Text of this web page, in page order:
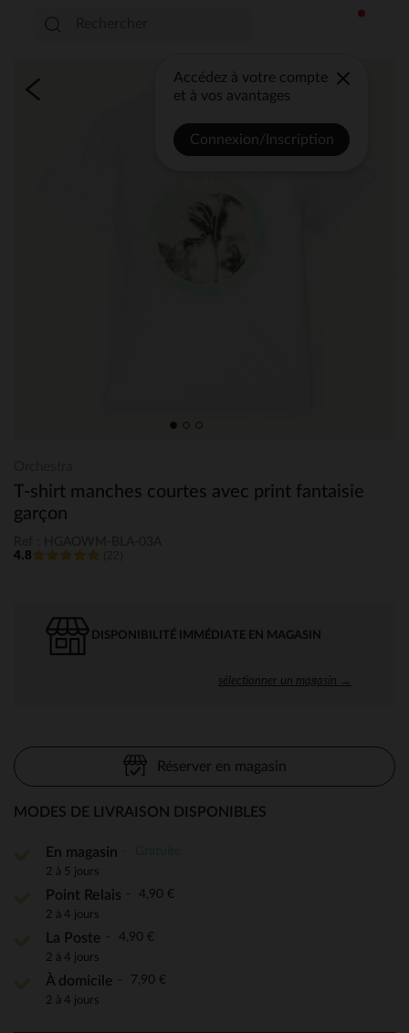
Accédez à votre compte
et à vos avantages
Connexion/Inscription
T-shirt manches courtes avec print fantaisie
garçon
4.8
DISPONIBILITÉ IMMÉDIATE EN MAGASIN
sélectionner un magasin →
Réserver en magasin
MODES DE LIVRAISON DISPONIBLES
En magasin
2 à 5 jours
Point Relais 4,90 €
2 à 4 jours
La Poste 4,90 €
2 à 4 jours
À domicile 7,90 €
2 à 4 jours